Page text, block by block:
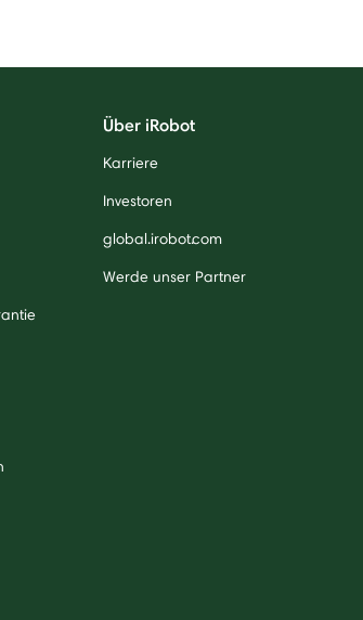
Über iRobot
Karriere
Investoren
global.irobot.com
Werde unser Partner